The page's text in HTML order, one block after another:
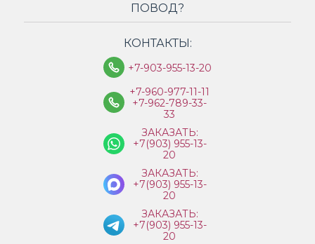
ПОВОД?
КОНТАКТЫ:
+7-903-955-13-20
+7-960-977-11-11
+7-962-789-33-
33
ЗАКАЗАТЬ:
+7(903) 955-13-
20
ЗАКАЗАТЬ:
+7(903) 955-13-
20
ЗАКАЗАТЬ:
+7(903) 955-13-
20